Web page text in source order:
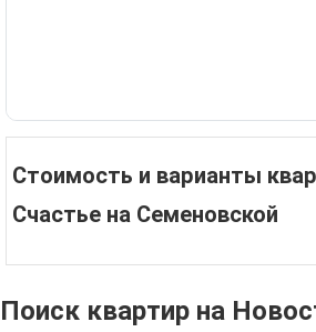
Стоимость и варианты
Счастье на Семеновской
Поиск квартир на